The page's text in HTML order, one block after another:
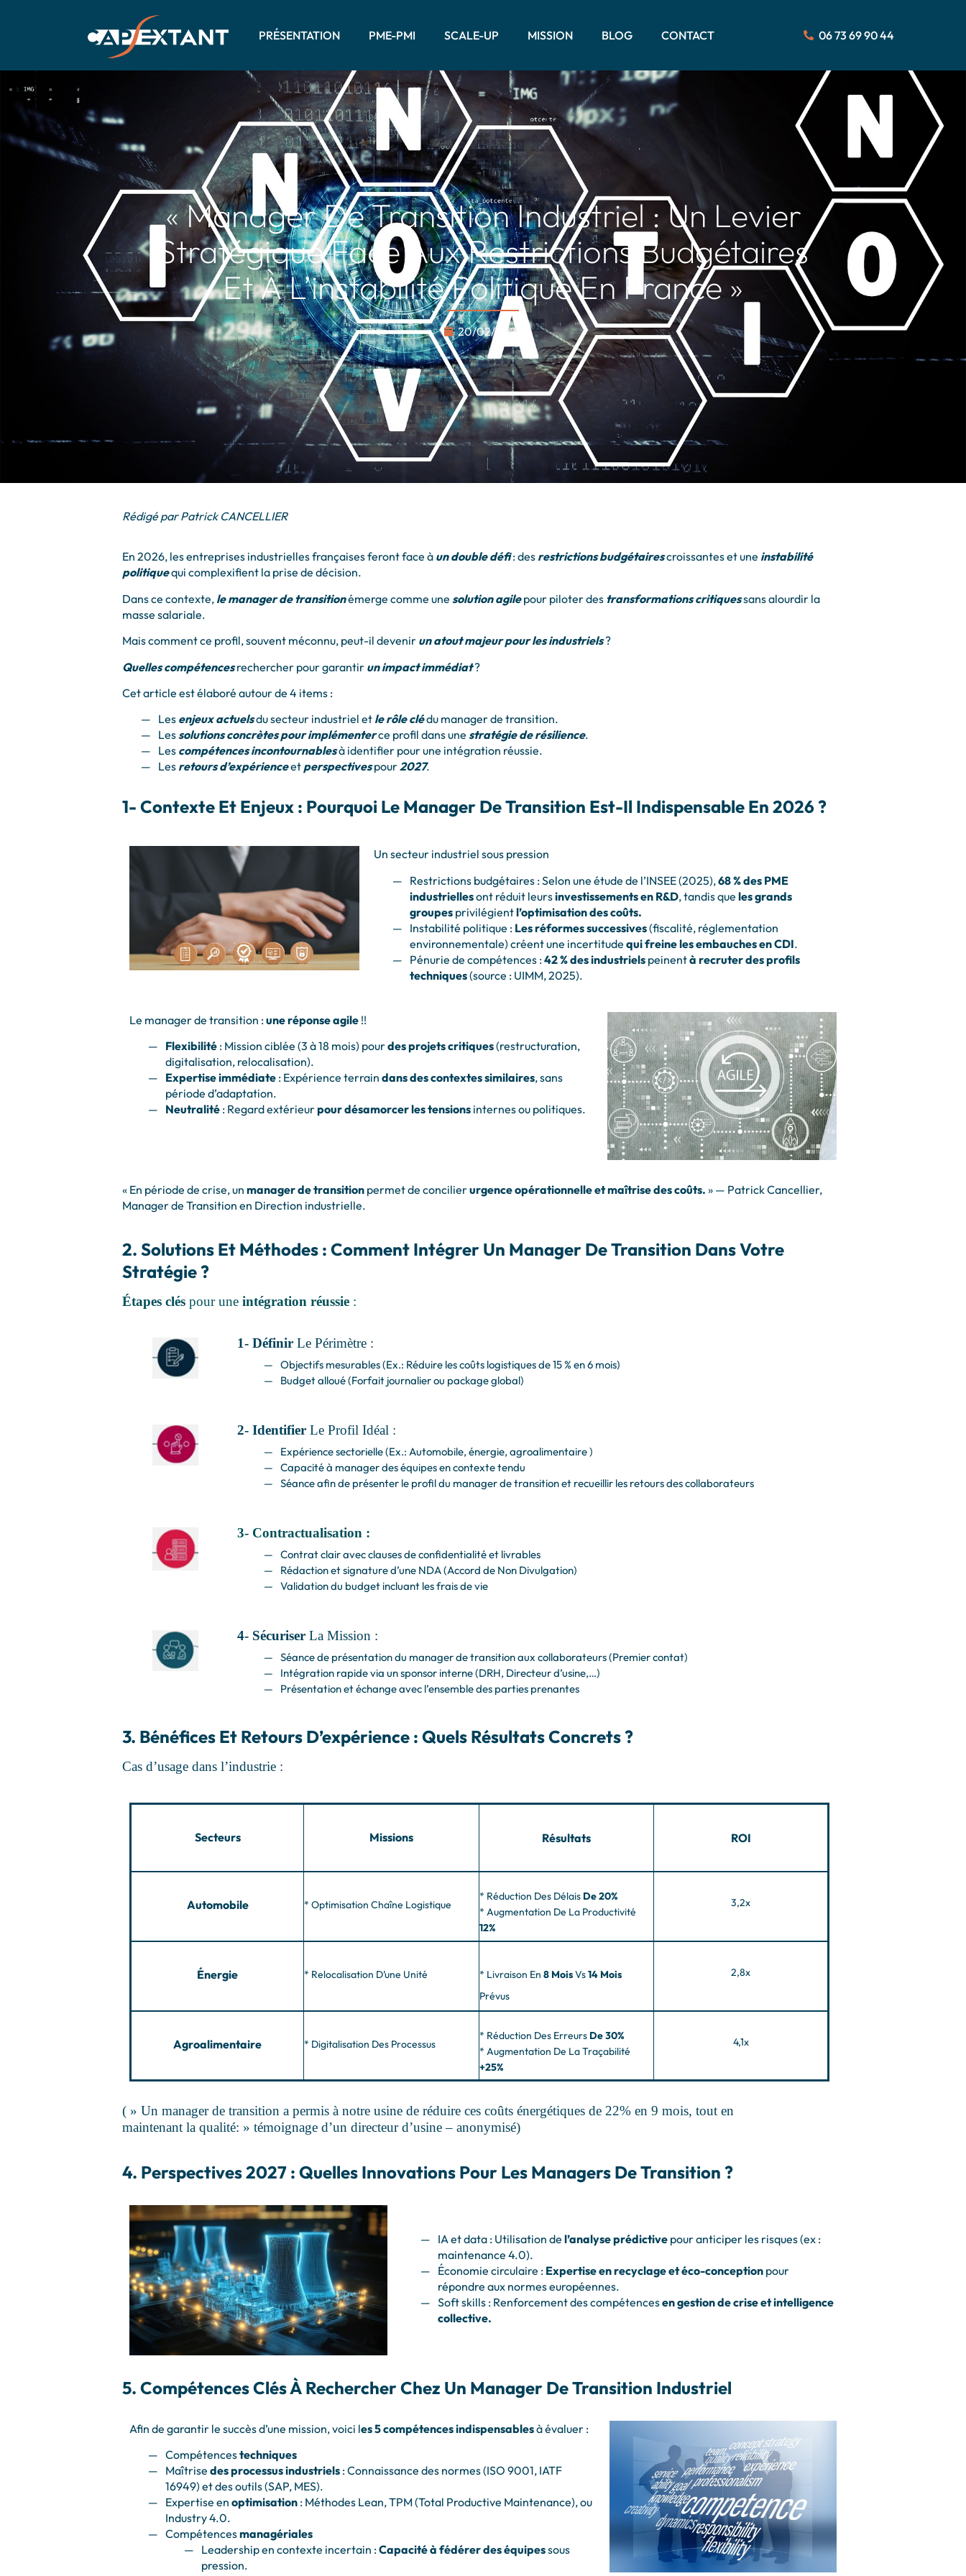
PRÉSENTATION PME-PMI SCALE-UP MISSION BLOG CONTACT 06 73 69 90 44
« Manager De Transition Industriel : Un Levier
Stratégique Face Aux Restrictions Budgétaires
Et À L’instabilité Politique En France »
20/02/2026
Rédigé par Patrick CANCELLIER
En 2026, les entreprises industrielles françaises feront face à un double défi : des restrictions budgétairescroissantes et une instabilité
politiquequi complexifient la prise de décision.
Dans ce contexte, le manager de transitionémerge comme une solution agilepour piloter des transformations critiquessans alourdir la
masse salariale.
Mais comment ce profil, souvent méconnu, peut-il devenir un atout majeur pour les industriels?
Quelles compétencesrechercher pour garantir un impact immédiat?
Cet article est élaboré autour de 4 items :
Les enjeux actuelsdu secteur industriel et le rôle clédu manager de transition.
Lessolutions concrètes pour implémenterce profil dans une stratégie de résilience.
Les compétences incontournablesà identifier pour une intégration réussie.
Les retours d’expérienceet perspectivespour2027.
1- Contexte Et Enjeux : Pourquoi Le Manager De Transition Est-Il Indispensable En 2026 ?
Un secteur industriel sous pression
Restrictions budgétaires : Selon une étude de l’INSEE (2025),68 % des PME
industriellesont réduit leursinvestissements en R&D, tandis que les grands
groupesprivilégientl’optimisation des coûts.
Instabilité politique : Les réformes successives(fiscalité, réglementation
environnementale) créent une incertitude qui freine les embauches en CDI.
Pénurie de compétences :42 % des industrielspeinentà recruter des profils
techniques(source : UIMM, 2025).
Le manager de transition :une réponse agile !!
Flexibilité : Mission ciblée (3 à 18 mois) pourdes projets critiques(restructuration,
digitalisation, relocalisation).
Expertise immédiate : Expérience terrain dans des contextes similaires, sans
période d’adaptation.
Neutralité : Regard extérieurpour désamorcer les tensions internes ou politiques.
« En période de crise, un manager de transition permet de concilierurgence opérationnelle et maîtrise des coûts. » — Patrick Cancellier,
Manager de Transition en Direction industrielle.
2. Solutions Et Méthodes : Comment Intégrer Un Manager De Transition Dans Votre
Stratégie ?
Étapes clés pour une intégration réussie :
1- Définir Le Périmètre :
Objectifs mesurables (Ex.: Réduire les coûts logistiques de 15 % en 6 mois)
Budget alloué (Forfait journalier ou package global)
2- Identifier Le Profil Idéal :
Expérience sectorielle (Ex.: Automobile, énergie, agroalimentaire )
Capacité à manager des équipes en contexte tendu
Séance afin de présenter le profil du manager de transition et recueillir les retours des collaborateurs
3- Contractualisation :
Contrat clair avec clauses de confidentialité et livrables
Rédaction et signature d’une NDA (Accord de Non Divulgation)
Validation du budget incluant les frais de vie
4- Sécuriser La Mission :
Séance de présentation du manager de transition aux collaborateurs (Premier contat)
Intégration rapide via un sponsor interne (DRH, Directeur d’usine,…)
Présentation et échange avec l’ensemble des parties prenantes
3. Bénéfices Et Retours D’expérience : Quels Résultats Concrets ?
Cas d’usage dans l’industrie :
Secteurs Missions Résultats ROI
Automobile * Optimisation Chaîne Logistique
* Réduction Des Délais De20%
* Augmentation De La Productivité
12%
3,2x
Énergie * Relocalisation D’une Unité * Livraison En 8 MoisVs14 Mois
Prévus
2,8x
Agroalimentaire * Digitalisation Des Processus
* Réduction Des ErreursDe 30%
* Augmentation De La Traçabilité
+25%
4,1x
( » Un manager de transition a permis à notre usine de réduire ces coûts énergétiques de 22% en 9 mois, tout en
maintenant la qualité: » témoignage d’un directeur d’usine – anonymisé)
4. Perspectives 2027 : Quelles Innovations Pour Les Managers De Transition ?
IA et data : Utilisation de l’analyse prédictivepour anticiper les risques (ex :
maintenance 4.0).
Économie circulaire : Expertise en recyclage et éco-conceptionpour
répondre aux normes européennes.
Soft skills : Renforcement des compétencesen gestion de crise et intelligence
collective.
5. Compétences Clés À Rechercher Chez Un Manager De Transition Industriel
Afin de garantir le succès d’une mission, voici les 5 compétences indispensablesà évaluer :
Compétencestechniques
Maîtrise des processus industriels : Connaissance des normes (ISO 9001, IATF
16949) et des outils (SAP, MES).
Expertise en optimisation : Méthodes Lean, TPM (Total Productive Maintenance), ou
Industry 4.0.
Compétencesmanagériales
Leadership en contexte incertain :Capacité à fédérer des équipessous
pression.